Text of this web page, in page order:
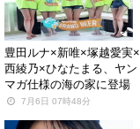
豊田ルナ×新唯×塚越愛実×
西綾乃×ひなたまる、ヤン
マガ仕様の海の家に登場
7月6日 07時48分